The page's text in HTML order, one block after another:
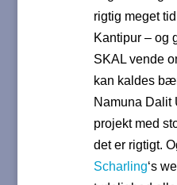
rigtig meget
Kantipur – og
SKAL vende
kan kaldes
Namuna Dalit
projekt med
det er rigtigt.
Scharling‘s